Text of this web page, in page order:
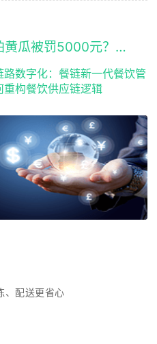
卖一份15元的拍黄瓜被罚5000元？罚的究竟是什么？
路数字化：餐链新一代餐饮管
重构餐饮供应链逻辑
、配送更省心